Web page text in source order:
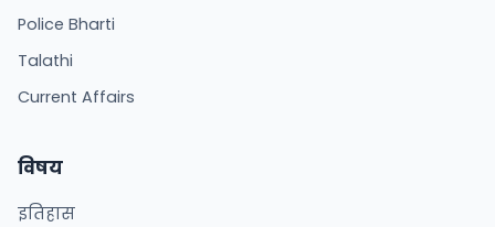
Police Bharti
Talathi
Current Affairs
विषय
इतिहास